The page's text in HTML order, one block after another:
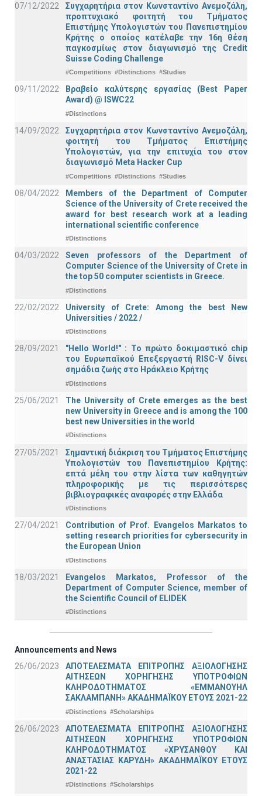
07/12/2022
Συγχαρητήρια στον Κωνσταντίνο Ανεμοζάλη,
προπτυχιακό φοιτητή του Τμήματος
Επιστήμης Υπολογιστών του Πανεπιστημίου
Κρήτης ο οποίος κατέλαβε την 16η θέση
παγκοσμίως στον διαγωνισμό της Credit
Suisse Coding Challenge
#Competitions #Distinctions #Studies
09/11/2022
Βραβείο καλύτερης εργασίας (Best Paper
Award) @ ISWC22
#Distinctions
14/09/2022
Συγχαρητήρια στον Κωνσταντίνο Ανεμοζάλη,
φοιτητή του Τμήματος Επιστήμης
Υπολογιστών, για την επιτυχία του στον
διαγωνισμό Meta Hacker Cup
#Competitions #Distinctions #Studies
08/04/2022
Members of the Department of Computer
Science of the University of Crete received the
award for best research work at a leading
international scientific conference
#Distinctions
04/03/2022
Seven professors of the Department of
Computer Science of the University of Crete in
the top 50 computer scientists in Greece.
#Distinctions
22/02/2022
University of Crete: Among the best New
Universities / 2022 /
#Distinctions
28/09/2021
"Hello World!" : Το πρώτο δοκιμαστικό chip
του Ευρωπαϊκού Επεξεργαστή RISC-V δίνει
σημάδια ζωής στο Ηράκλειο Κρήτης
#Distinctions
25/06/2021
The University of Crete emerges as the best
new University in Greece and is among the 100
best new Universities in the world
#Distinctions
27/05/2021
Σημαντική διάκριση του Τμήματος Επιστήμης
Υπολογιστών του Πανεπιστημίου Κρήτης:
επτά μέλη του στην λίστα των καθηγητών
πληροφορικής με τις περισσότερες
βιβλιογραφικές αναφορές στην Ελλάδα
#Distinctions
27/04/2021
Contribution of Prof. Evangelos Markatos to
setting research priorities for cybersecurity in
the European Union
#Distinctions
18/03/2021
Evangelos Markatos, Professor of the
Department of Computer Science, member of
the Scientific Council of ELIDEK
#Distinctions
Announcements and News
26/06/2023
ΑΠΟΤΕΛΕΣΜΑΤΑ ΕΠΙΤΡΟΠΗΣ ΑΞΙΟΛΟΓΗΣΗΣ
ΑΙΤΗΣΕΩΝ ΧΟΡΗΓΗΣΗΣ ΥΠΟΤΡΟΦΙΩΝ
ΚΛΗΡΟΔΟΤΗΜΑΤΟΣ «ΕΜΜΑΝΟΥΗΛ
ΣΑΚΛΑΜΠΑΝΗ» ΑΚΑΔΗΜΑΪΚΟΥ ΕΤΟΥΣ 2021-22
#Distinctions #Scholarships
26/06/2023
ΑΠΟΤΕΛΕΣΜΑΤΑ ΕΠΙΤΡΟΠΗΣ ΑΞΙΟΛΟΓΗΣΗΣ
ΑΙΤΗΣΕΩΝ ΧΟΡΗΓΗΣΗΣ ΥΠΟΤΡΟΦΙΩΝ
ΚΛΗΡΟΔΟΤΗΜΑΤΟΣ «ΧΡΥΣΑΝΘΟΥ ΚΑΙ
ΑΝΑΣΤΑΣΙΑΣ ΚΑΡΥΔΗ» ΑΚΑΔΗΜΑΪΚΟΥ ΕΤΟΥΣ
2021-22
#Distinctions #Scholarships